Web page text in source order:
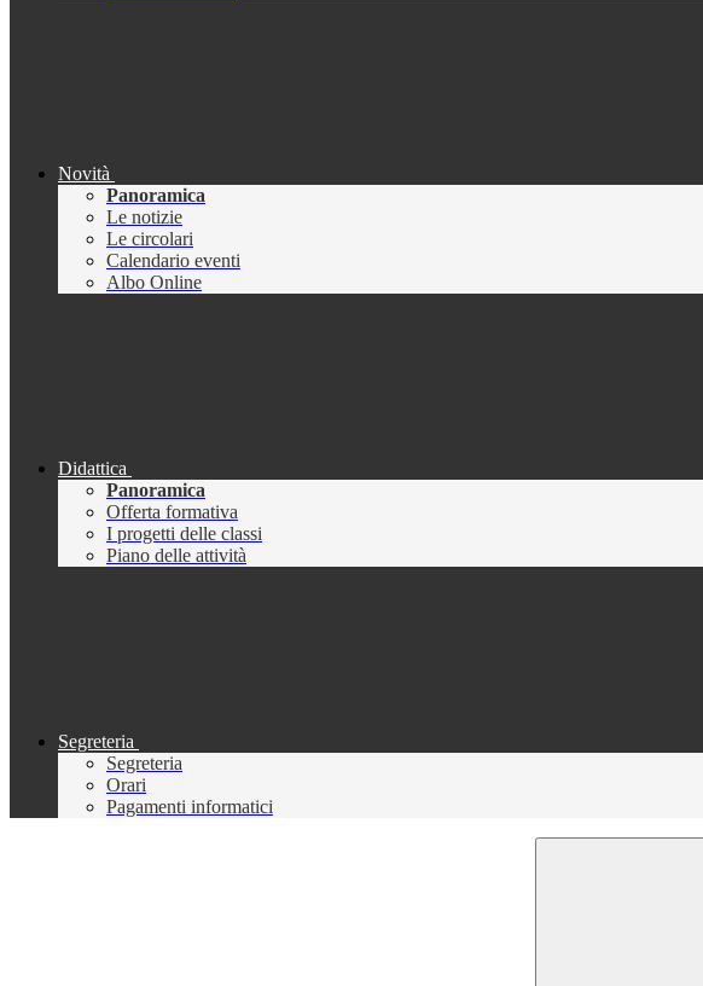
Novità
Panoramica
Le notizie
Le circolari
Calendario eventi
Albo Online
Didattica
Panoramica
Offerta formativa
I progetti delle classi
Piano delle attività
Segreteria
Segreteria
Orari
Pagamenti informatici